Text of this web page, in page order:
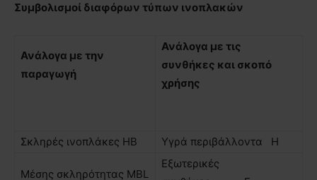
Συμβολισμοί διαφόρων τύπων ινοπλακών
Ανάλογα µε την
παραγωγή
Ανάλογα µε τις
συνθήκες και σκοπό
χρήσης
Σκληρές ινοπλάκες ΗΒ Υγρά περιβάλλοντα Η
Μέσης σκληρότητας ΜΒL
Εξωτερικές